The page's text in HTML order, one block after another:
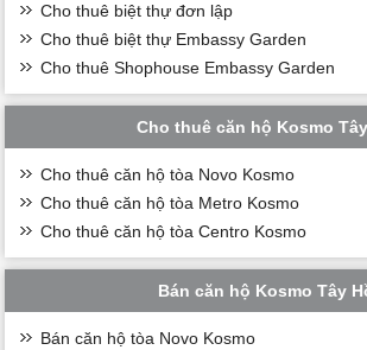
Cho thuê biệt thự đơn lập
Cho thuê biệt thự Embassy Garden
Cho thuê Shophouse Embassy Garden
Cho thuê căn hộ Kosmo
Cho thuê căn hộ tòa Novo Kosmo
Cho thuê căn hộ tòa Metro Kosmo
Cho thuê căn hộ tòa Centro Kosmo
Bán căn hộ Kosmo Tây
Bán căn hộ tòa Novo Kosmo